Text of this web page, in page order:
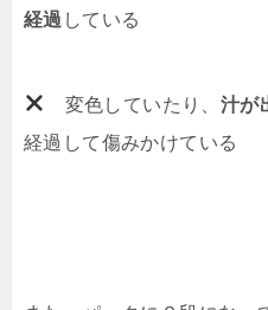
経過 している
変色していたり、 汁が
経過して傷みかけている